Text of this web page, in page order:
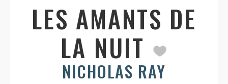
LES AMANTS DE
LA NUIT
NICHOLAS RAY